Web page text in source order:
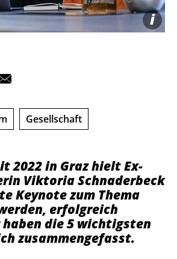
i
Gesellschaft
2022 in Graz hielt Ex-
Viktoria Schnaderbeck
Keynote zum Thema
erfolgreich
die 5 wichtigsten
zusammengefasst.